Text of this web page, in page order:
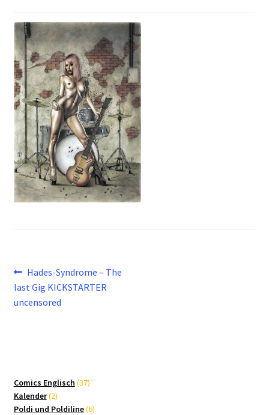
Beitragsnavigation
Vorheriger
Beitrag:
Hades-Syndrome – The
last Gig KICKSTARTER
uncensored
Comics Englisch 3737
Kalender 22
Produkte
Poldi und Poldiline 66